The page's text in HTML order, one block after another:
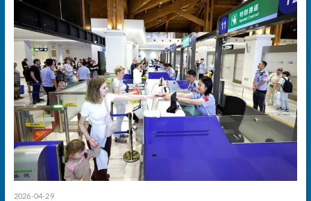
2026-04-29